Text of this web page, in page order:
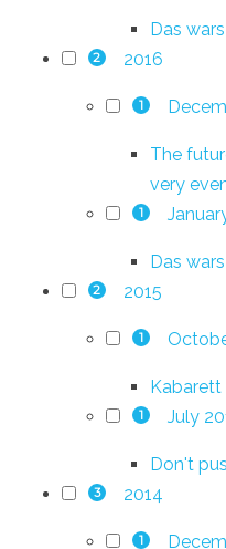
Das
2 2016
1
The
very
1
Das
2 2015
1
1 July
Don't
3 2014
1